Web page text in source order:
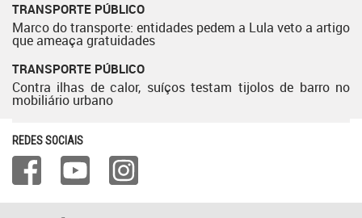
TRANSPORTE PÚBLICO
Marco do transporte: entidades pedem a Lula veto a artigo
que ameaça gratuidades
TRANSPORTE PÚBLICO
Contra ilhas de calor, suíços testam tijolos de barro no
mobiliário urbano
REDES SOCIAIS